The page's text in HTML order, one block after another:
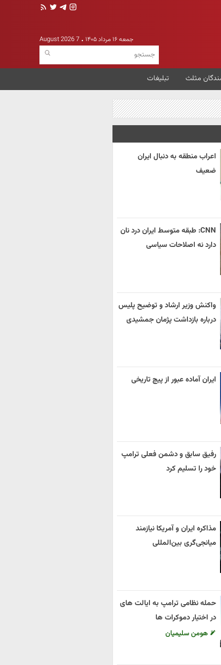
جمعه ۱۶ مرداد ۱۴۰۵ 7 August 2026
مثلث تبلیغات
اعراب منطقه به دنبال ایران
ضعیف
CNN: طبقه متوسط ایران درد نان
دارد نه اصلاحات سیاسی
واکنش وزیر ارشاد و توضیح پلیس
درباره بازداشت پژمان جمشیدی
ایران آماده عبور از پیچ تاریخی
رفیق سابق و دشمن فعلی ترامپ
خود را تسلیم کرد
مذاکره ایران و آمریکا نیازمند
میانجی‌گری بین‌المللی
حمله نظامی ترامپ به ایالت های
در اختیار دموکرات ها
هومن سلیمیان